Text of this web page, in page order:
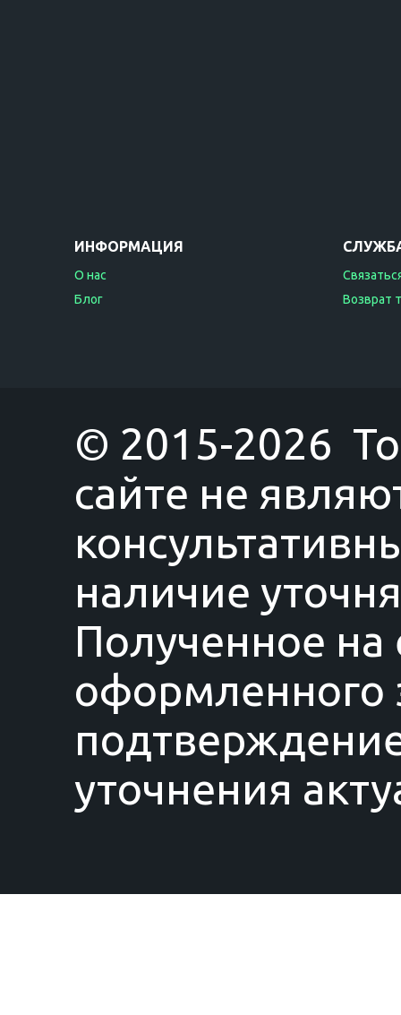
ИНФОРМАЦИЯ
О нас
Блог
Возврат
© 2015-2026
сайте не
наличие
Полученное на
оформленного
уточнения